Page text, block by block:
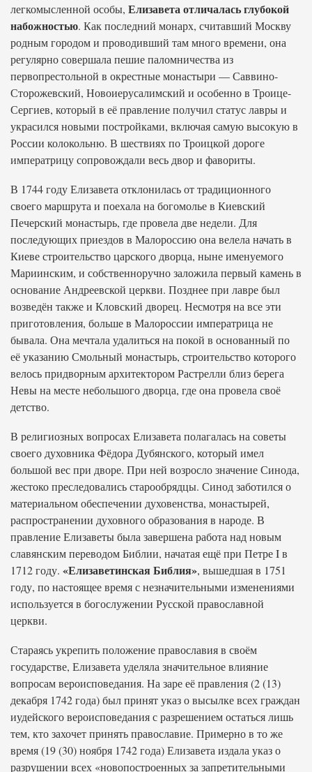
легкомысленной особы, Елизавета отличалась глубокой
набожностью. Как последний монарх, считавший Москву
родным городом и проводивший там много времени, она
регулярно совершала пешие паломничества из
первопрестольной в окрестные монастыри — Саввино-
Сторожевский, Новоиерусалимский и особенно в Троице-
Сергиев, который в её правление получил статус лавры и
украсился новыми постройками, включая самую высокую в
России колокольню. В шествиях по Троицкой дороге
императрицу сопровождали весь двор и фавориты.
В 1744 году Елизавета отклонилась от традиционного
своего маршрута и поехала на богомолье в Киевский
Печерский монастырь, где провела две недели. Для
последующих приездов в Малороссию она велела начать в
Киеве строительство царского дворца, ныне именуемого
Мариинским, и собственноручно заложила первый камень в
основание Андреевской церкви. Позднее при лавре был
возведён также и Кловский дворец. Несмотря на все эти
приготовления, больше в Малороссии императрица не
бывала. Она мечтала удалиться на покой в основанный по
её указанию Смольный монастырь, строительство которого
велось придворным архитектором Растрелли близ берега
Невы на месте небольшого дворца, где она провела своё
детство.
В религиозных вопросах Елизавета полагалась на советы
своего духовника Фёдора Дубянского, который имел
большой вес при дворе. При ней возросло значение Синода,
жестоко преследовались старообрядцы. Синод заботился о
материальном обеспечении духовенства, монастырей,
распространении духовного образования в народе. В
правление Елизаветы была завершена работа над новым
славянским переводом Библии, начатая ещё при Петре I в
1712 году. «Елизаветинская Библия», вышедшая в 1751
году, по настоящее время с незначительными изменениями
используется в богослужении Русской православной
церкви.
Стараясь укрепить положение православия в своём
государстве, Елизавета уделяла значительное влияние
вопросам вероисповедания. На заре её правления (2 (13)
декабря 1742 года) был принят указ о высылке всех граждан
иудейского вероисповедания с разрешением остаться лишь
тем, кто захочет принять православие. Примерно в то же
время (19 (30) ноября 1742 года) Елизавета издала указ о
разрушении всех «новопостроенных за запретительными